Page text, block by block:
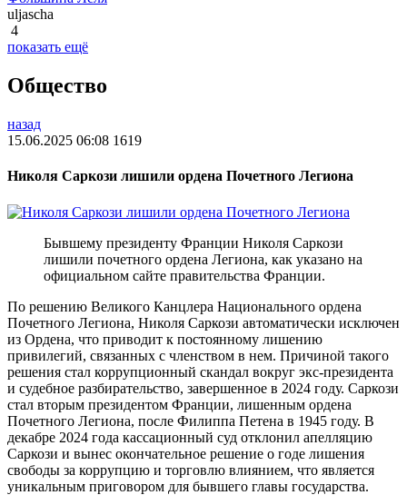
uljascha
4
показать ещё
Общество
назад
15.06.2025 06:08 1619
Николя Саркози лишили ордена Почетного Легиона
Бывшему президенту Франции Николя Саркози
лишили почетного ордена Легиона, как указано на
официальном сайте правительства Франции.
По решению Великого Канцлера Национального ордена
Почетного Легиона, Николя Саркози автоматически исключен
из Ордена, что приводит к постоянному лишению
привилегий, связанных с членством в нем. Причиной такого
решения стал коррупционный скандал вокруг экс-президента
и судебное разбирательство, завершенное в 2024 году. Саркози
стал вторым президентом Франции, лишенным ордена
Почетного Легиона, после Филиппа Петена в 1945 году. В
декабре 2024 года кассационный суд отклонил апелляцию
Саркози и вынес окончательное решение о годе лишения
свободы за коррупцию и торговлю влиянием, что является
уникальным приговором для бывшего главы государства.